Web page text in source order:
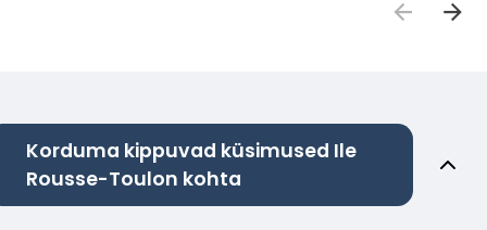
Korduma kippuvad küsimused Ile
Rousse-Toulon kohta